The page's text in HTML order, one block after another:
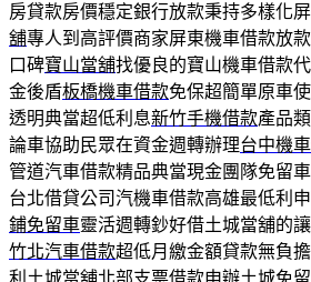
房貸款房價穩定銀行放款秉持多樣化
舖專人到高評價商家屏東機車借款放
口碑寶山當舖找優良的寶山機車借款
金後盾板橋機車借款免保超簡單原車
透明典當超低利息新竹手機借款產品
論車協助民眾在資金週轉辦理台中機
管道汽車借款精品典當現金團隊免留
台北借貸公司汽機車借款高雄最低利
鋪免留車靈活週轉鈔好借土城當舖的
竹北汽車借款超低月繳金額貸款無負
利土城當舖北部支票借款申辦土城免